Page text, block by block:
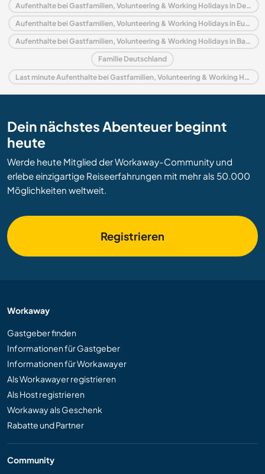
Aufenthalte bei Gastfamilien, Volunteering & Working Holidays in Deutschland
Aufenthalte bei Gastfamilien, Volunteering & Working Holidays in Europa
Aufenthalte bei Gastfamilien, Volunteering & Working Holidays in Baden-Württemberg
Familie Deutschland
Last minute Aufenthalte bei Gastfamilien, Volunteering & Working Holidays in Deutschland
Dein nächstes Abenteuer beginnt
heute
Werde heute Mitglied der Workaway-Community und
erlebe einzigartige Reiseerfahrungen mit mehr als 50.000
Möglichkeiten weltweit.
Registrieren
Workaway
Gastgeber finden
Informationen für Gastgeber
Informationen für Workawayer
Als Workawayer registrieren
Als Host registrieren
Workaway als Geschenk
Rabatte und Partner
Community